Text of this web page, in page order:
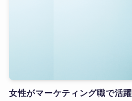
女性がマーケティング職で活